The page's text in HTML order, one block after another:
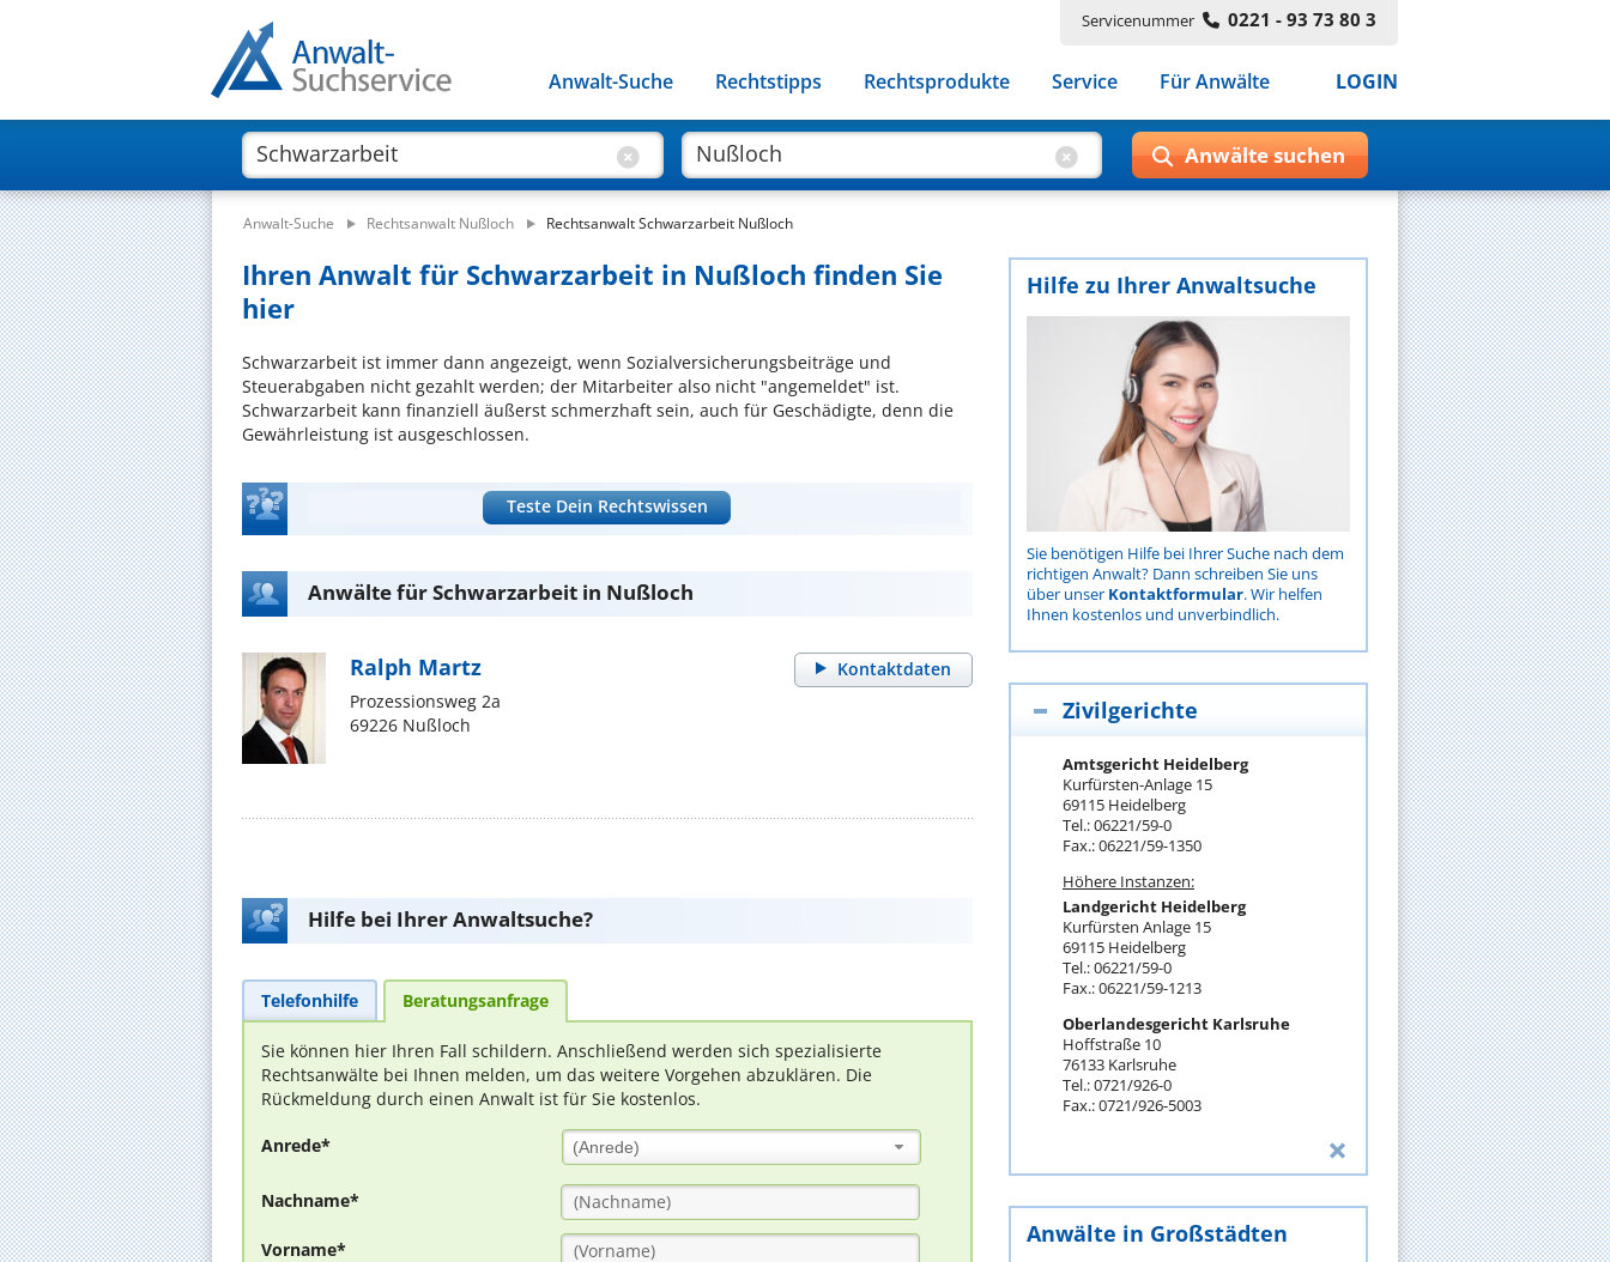
Servicenummer 0221 - 93 73 80 3
Anwalt-Suche Rechtstipps Rechtsprodukte Service Für Anwälte LOGIN
Anwalt-Suche Rechtsanwalt Nußloch Rechtsanwalt Schwarzarbeit Nußloch
Ihren Anwalt für Schwarzarbeit in Nußloch finden Sie
hier
Schwarzarbeit ist immer dann angezeigt, wenn Sozialversicherungsbeiträge und
Steuerabgaben nicht gezahlt werden; der Mitarbeiter also nicht "angemeldet" ist.
Schwarzarbeit kann finanziell äußerst schmerzhaft sein, auch für Geschädigte, denn die
Gewährleistung ist ausgeschlossen.
Teste Dein Rechtswissen
Anwälte für Schwarzarbeit in Nußloch
Kontaktdaten
Ralph Martz
Prozessionsweg 2a
69226 Nußloch
Hilfe bei Ihrer Anwaltsuche?
Telefonhilfe Beratungsanfrage
Sie können hier Ihren Fall schildern. Anschließend werden sich spezialisierte
Rechtsanwälte bei Ihnen melden, um das weitere Vorgehen abzuklären. Die
Rückmeldung durch einen Anwalt ist für Sie kostenlos.
Anrede* (Anrede)
Nachname*
Vorname*
Hilfe zu Ihrer Anwaltsuche
Sie benötigen Hilfe bei Ihrer Suche nach dem
richtigen Anwalt? Dann schreiben Sie uns
über unser Kontaktformular. Wir helfen
Ihnen kostenlos und unverbindlich.
Zivilgerichte
Amtsgericht Heidelberg
Kurfürsten-Anlage 15
69115 Heidelberg
Tel.: 06221/59-0
Fax.: 06221/59-1350
Höhere Instanzen:
Landgericht Heidelberg
Kurfürsten Anlage 15
69115 Heidelberg
Tel.: 06221/59-0
Fax.: 06221/59-1213
Oberlandesgericht Karlsruhe
Hoffstraße 10
76133 Karlsruhe
Tel.: 0721/926-0
Fax.: 0721/926-5003
Anwälte in Großstädten